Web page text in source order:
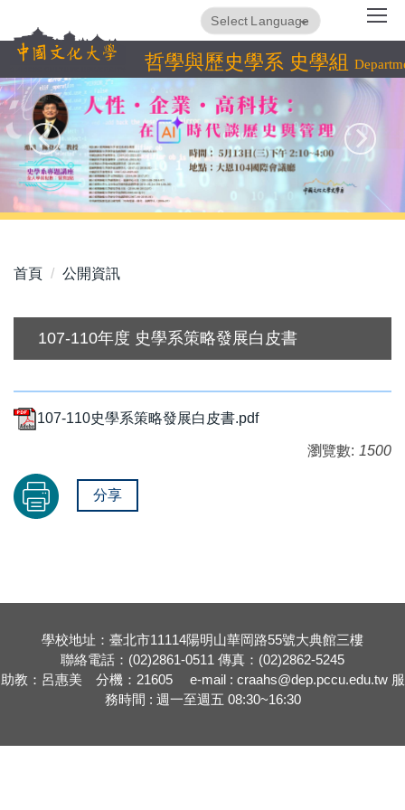
到
主
要
內
容
區
哲學與歷史學系 史學組
Powered by
首頁 公開資訊
107-110年度 史學系策略發展白皮書
107-110史學系策略發展白皮書.pdf
瀏覽數: 1500
分享
學校地址：臺北市11114陽明山華岡路55號大典館三樓
聯絡電話：(02)2861-0511 傳真：(02)2862-5245
助教：呂惠美 分機：21605 e-mail : craahs@dep.pccu.edu.tw 服
務時間 : 週一至週五 08:30~16:30